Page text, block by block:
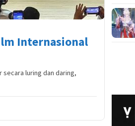
Internasional
secara luring dan daring,